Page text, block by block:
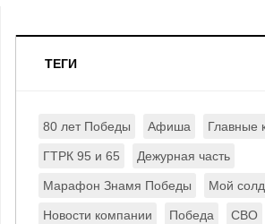
ТЕГИ
80 лет Победы Афиша Главные
ГТРК 95 и 65 Дежурная часть
Марафон Знамя Победы Мой
Новости компании Победа СВО